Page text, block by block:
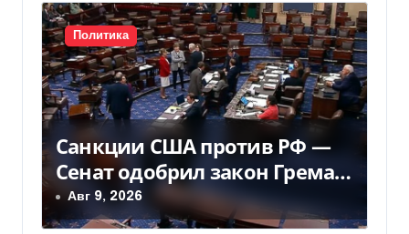
и
я
п
о
з
а
Политика
Санкции США против РФ —
Сенат одобрил закон Грема
— Фокус
Авг 9, 2026